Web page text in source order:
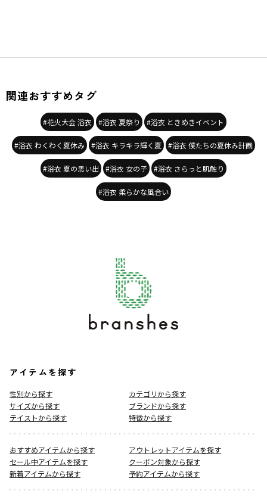
関連おすすめタグ
#花火大会 浴衣 #浴衣 夏祭り #浴衣 ときめきイベント
#浴衣 わくわく夏休み #浴衣 キラキラ輝く夏 #浴衣 僕たちの夏休み計画
#浴衣 夏の思い出 #浴衣 女の子 #浴衣 さらっと肌触り
#浴衣 柔らかな風合い
アイテムを探す
性別から探す
カテゴリから探す
サイズから探す
ブランドから探す
テイストから探す
特徴から探す
おすすめアイテムから探す
アウトレットアイテムを探す
セール中アイテムを探す
クーポン対象から探す
新着アイテムから探す
予約アイテムから探す